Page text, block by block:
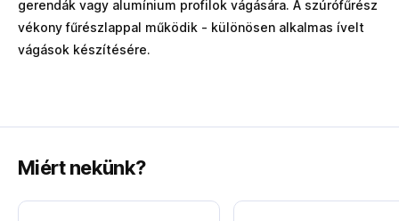
gerendák vagy alumínium profilok vágására. A szúrófűrész
vékony fűrészlappal működik - különösen alkalmas ívelt
vágások készítésére.
Miért nekünk?